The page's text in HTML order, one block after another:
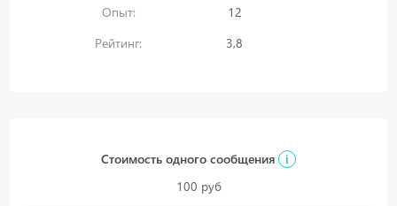
Опыт:
12
Рейтинг:
3,8
Стоимость одного сообщения
i
100 руб